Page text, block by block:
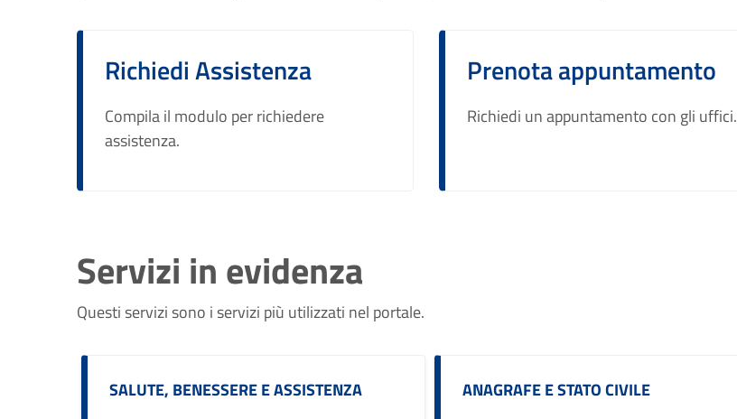
Richiedi Assistenza
Compila il modulo per richiedere
assistenza.
Prenota appuntamento
Richiedi un appuntamento con gli uffici.
Servizi in evidenza
Questi servizi sono i servizi più utilizzati nel portale.
Categoria:
SALUTE, BENESSERE E ASSISTENZA Categoria:
ANAGRAFE E STATO CIVILE